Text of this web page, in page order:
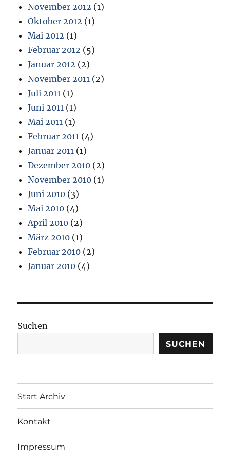
November 2012 (1)
Oktober 2012 (1)
Mai 2012 (1)
Februar 2012 (5)
Januar 2012 (2)
November 2011 (2)
Juli 2011 (1)
Juni 2011 (1)
Mai 2011 (1)
Februar 2011 (4)
Januar 2011 (1)
Dezember 2010 (2)
November 2010 (1)
Juni 2010 (3)
Mai 2010 (4)
April 2010 (2)
März 2010 (1)
Februar 2010 (2)
Januar 2010 (4)
Suchen
SUCHEN
Start Archiv
Kontakt
Impressum